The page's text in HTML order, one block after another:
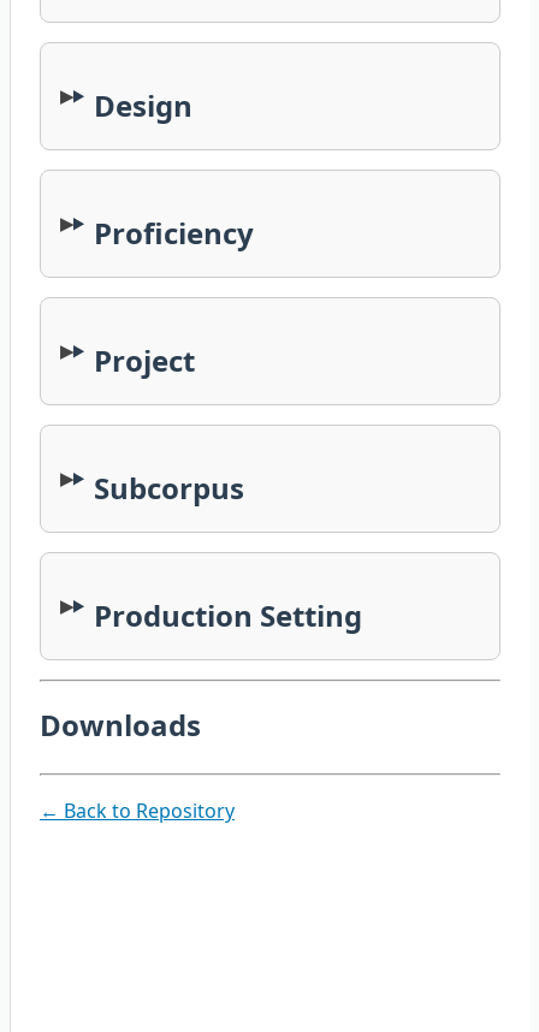
Design
Proficiency
Project
Subcorpus
Production Setting
Downloads
← Back to Repository